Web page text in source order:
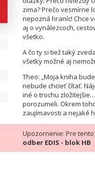
zima? Prečo vesmírne
nepozná hraníc! Chce
aj o vynálezcoch,
všetko.
A čo ty si tiež taký
všetky možné aj
Theo: „Moja kniha
nebude chcieť čítať.
iné o trochu
porozumeli. Okrem
zaujímavosti a nejaké
Upozornenie: Pre
odber EDIS - blok HB